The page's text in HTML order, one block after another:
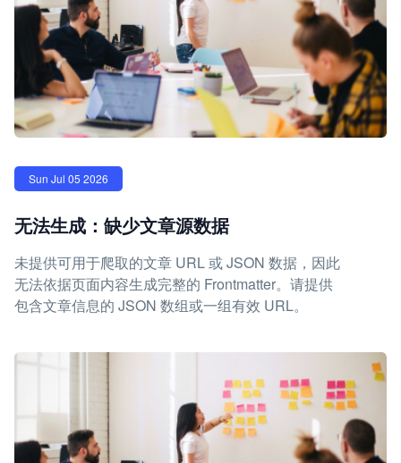
Sun Jul 05 2026
无法生成：缺少文章源数据
未提供可用于爬取的文章 URL 或 JSON 数据，因此
无法依据页面内容生成完整的 Frontmatter。请提供
包含文章信息的 JSON 数组或一组有效 URL。